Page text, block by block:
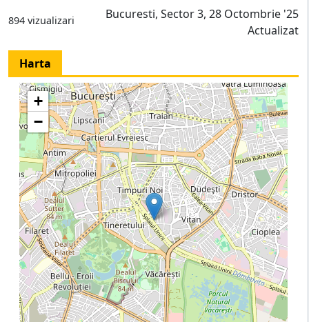
894 vizualizari
Bucuresti, Sector 3, 28 Octombrie '25
Actualizat
Harta
+
−